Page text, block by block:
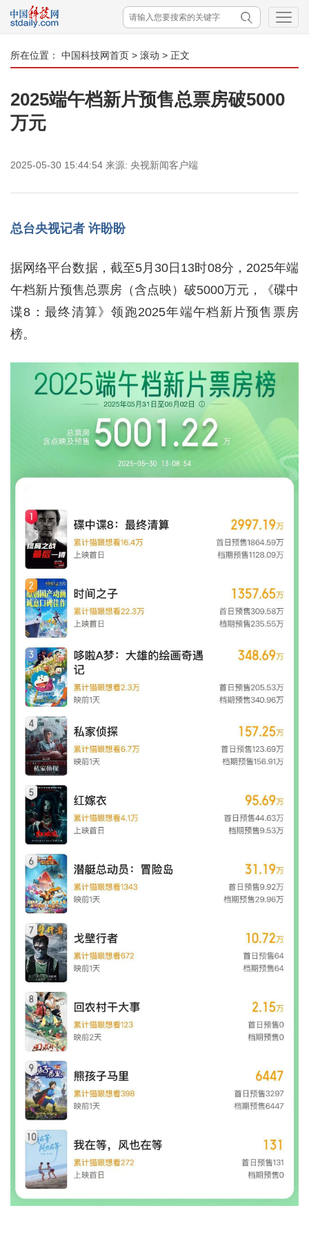
所在位置： 中国科技网首页 > 滚动 > 正文
2025端午档新片预售总票房破5000
万元
2025-05-30 15:44:54 来源: 央视新闻客户端
总台央视记者 许盼盼
据网络平台数据，截至5月30日13时08分，2025年端
午档新片预售总票房（含点映）破5000万元，《碟中
谍8：最终清算》领跑2025年端午档新片预售票房
榜。